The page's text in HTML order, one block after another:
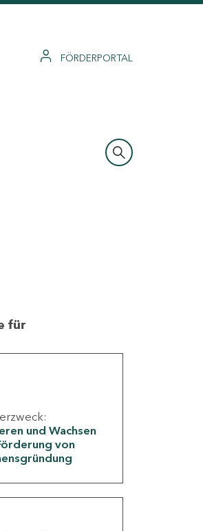
FÖRDERPORTAL
für
und Wachsen
von